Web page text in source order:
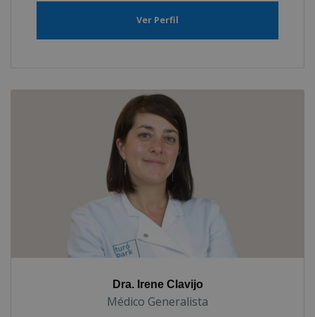
Ver Perfil
Dra. Irene Clavijo
Médico Generalista